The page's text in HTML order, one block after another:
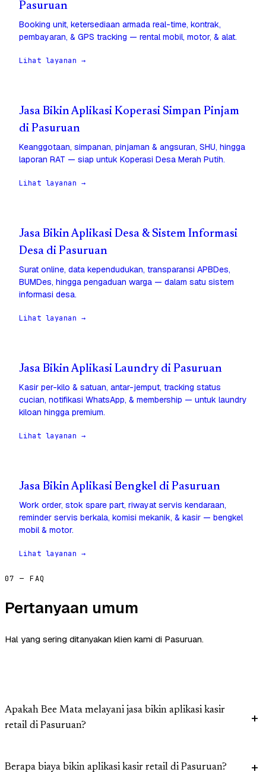
Pasuruan
Booking unit, ketersediaan armada real-time, kontrak,
pembayaran, & GPS tracking — rental mobil, motor, & alat.
Lihat layanan →
Jasa Bikin Aplikasi Koperasi Simpan Pinjam
di Pasuruan
Keanggotaan, simpanan, pinjaman & angsuran, SHU, hingga
laporan RAT — siap untuk Koperasi Desa Merah Putih.
Lihat layanan →
Jasa Bikin Aplikasi Desa & Sistem Informasi
Desa di Pasuruan
Surat online, data kependudukan, transparansi APBDes,
BUMDes, hingga pengaduan warga — dalam satu sistem
informasi desa.
Lihat layanan →
Jasa Bikin Aplikasi Laundry di Pasuruan
Kasir per-kilo & satuan, antar-jemput, tracking status
cucian, notifikasi WhatsApp, & membership — untuk laundry
kiloan hingga premium.
Lihat layanan →
Jasa Bikin Aplikasi Bengkel di Pasuruan
Work order, stok spare part, riwayat servis kendaraan,
reminder servis berkala, komisi mekanik, & kasir — bengkel
mobil & motor.
Lihat layanan →
07 — FAQ
Pertanyaan umum
Hal yang sering ditanyakan klien kami di Pasuruan.
Apakah Bee Mata melayani jasa bikin aplikasi kasir
retail di Pasuruan?
Berapa biaya bikin aplikasi kasir retail di Pasuruan?